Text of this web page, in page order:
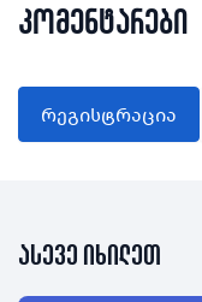
კომენტარები
რეგისტრაცია
ასევე იხილეთ